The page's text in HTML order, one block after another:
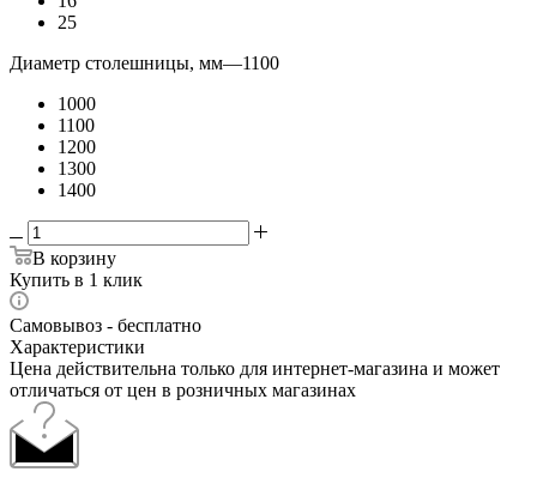
25
Диаметр столешницы, мм—1100
1000
1100
1200
1300
1400
В корзину
Купить в 1 клик
Самовывоз - бесплатно
Характеристики
Цена действительна только для интернет-магазина и может
отличаться от цен в розничных магазинах